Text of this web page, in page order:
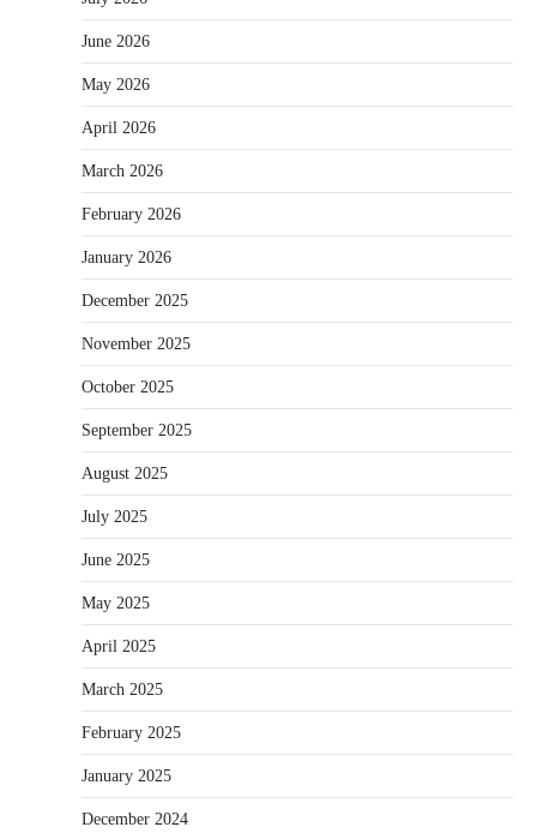
June 2026
May 2026
April 2026
March 2026
February 2026
January 2026
December 2025
November 2025
October 2025
September 2025
August 2025
July 2025
June 2025
May 2025
April 2025
March 2025
February 2025
January 2025
December 2024